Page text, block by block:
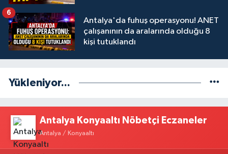
Antalya'da fuhuş operasyonu! ANET
çalışanının da aralarında olduğu 8
kişi tutuklandı
6
Yükleniyor...
Antalya Konyaaltı Nöbetçi Eczaneler
Antalya / Konyaaltı